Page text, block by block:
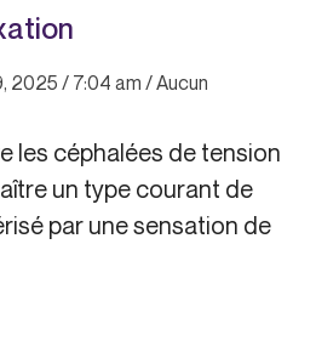
2025 7:04 am
Aucun
les céphalées de tension
un type courant de
par une sensation de